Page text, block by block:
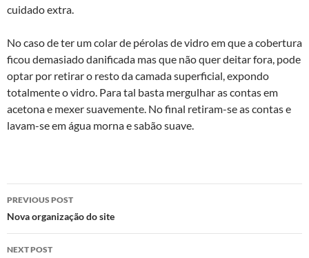
cuidado extra.
No caso de ter um colar de pérolas de vidro em que a cobertura
ficou demasiado danificada mas que não quer deitar fora, pode
optar por retirar o resto da camada superficial, expondo
totalmente o vidro. Para tal basta mergulhar as contas em
acetona e mexer suavemente. No final retiram-se as contas e
lavam-se em água morna e sabão suave.
Post
navigation
PREVIOUS POST
Nova organização do site
NEXT POST